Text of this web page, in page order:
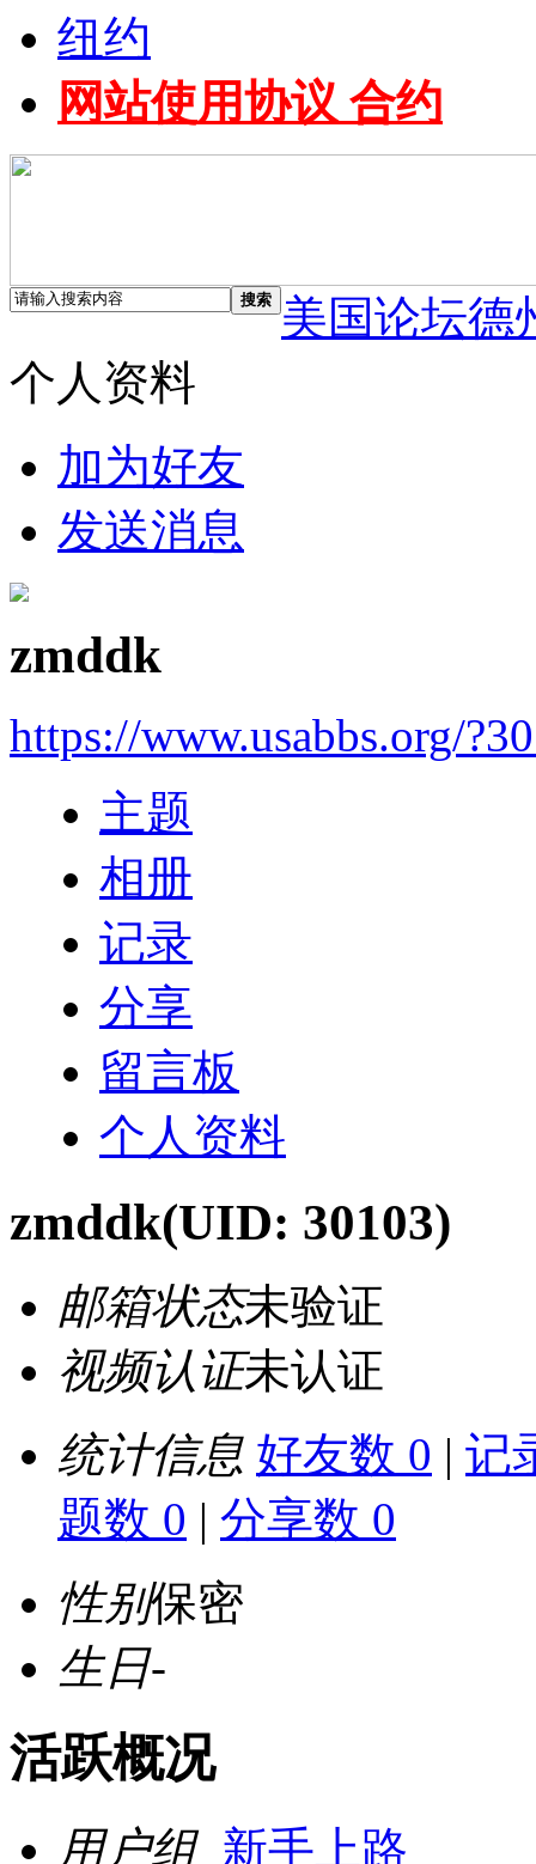
纽约
网站使用协议 合约
搜索
美国论坛德
个人资料
加为好友
发送消息
zmddk
https://www.usabbs.org/
主题
相册
记录
分享
留言板
个人资料
zmddk(UID: 30103)
邮箱状态未验证
视频认证未认证
统计信息 好友数 0 | 记
题数 0 | 分享数 0
性别保密
生日-
活跃概况
用户组 新手上路